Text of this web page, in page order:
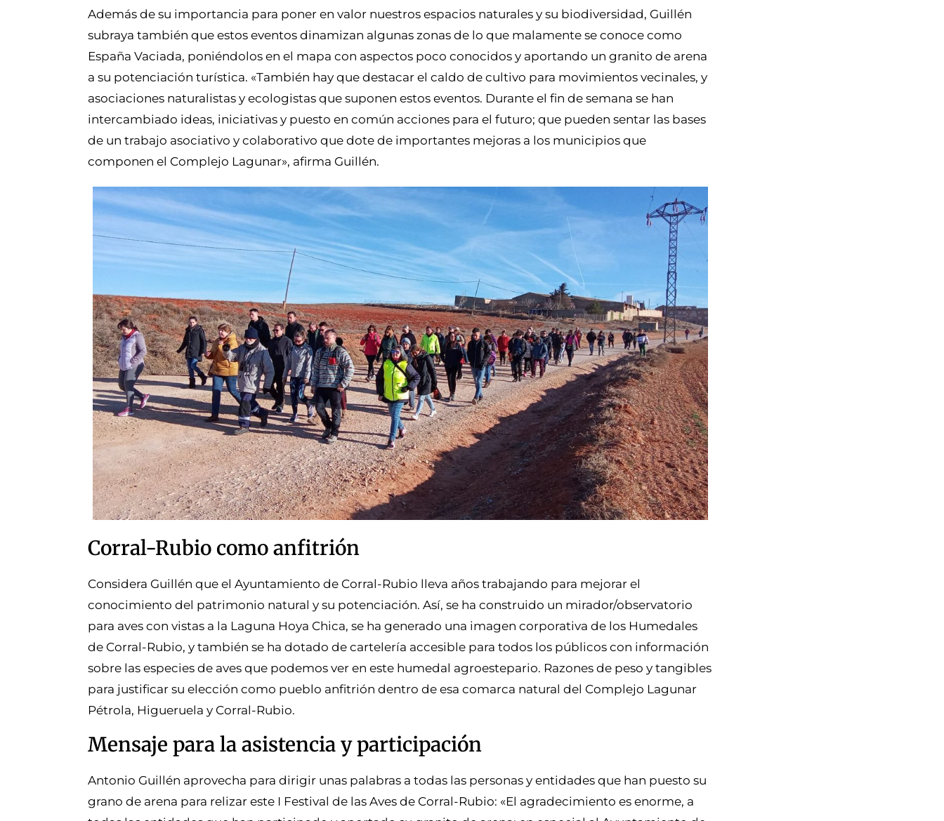
Además de su importancia para poner en valor nuestros espacios naturales y su biodiversidad, Guillén
subraya también que estos eventos dinamizan algunas zonas de lo que malamente se conoce como
España Vaciada, poniéndolos en el mapa con aspectos poco conocidos y aportando un granito de arena
a su potenciación turística. «También hay que destacar el caldo de cultivo para movimientos vecinales, y
asociaciones naturalistas y ecologistas que suponen estos eventos. Durante el fin de semana se han
intercambiado ideas, iniciativas y puesto en común acciones para el futuro; que pueden sentar las bases
de un trabajo asociativo y colaborativo que dote de importantes mejoras a los municipios que
componen el Complejo Lagunar», afirma Guillén.
Corral-Rubio como anfitrión
Considera Guillén que el Ayuntamiento de Corral-Rubio lleva años trabajando para mejorar el
conocimiento del patrimonio natural y su potenciación. Así, se ha construido un mirador/observatorio
para aves con vistas a la Laguna Hoya Chica, se ha generado una imagen corporativa de los Humedales
de Corral-Rubio, y también se ha dotado de cartelería accesible para todos los públicos con información
sobre las especies de aves que podemos ver en este humedal agroestepario. Razones de peso y tangibles
para justificar su elección como pueblo anfitrión dentro de esa comarca natural del Complejo Lagunar
Pétrola, Higueruela y Corral-Rubio.
Mensaje para la asistencia y participación
Antonio Guillén aprovecha para dirigir unas palabras a todas las personas y entidades que han puesto su
grano de arena para relizar este I Festival de las Aves de Corral-Rubio: «El agradecimiento es enorme, a